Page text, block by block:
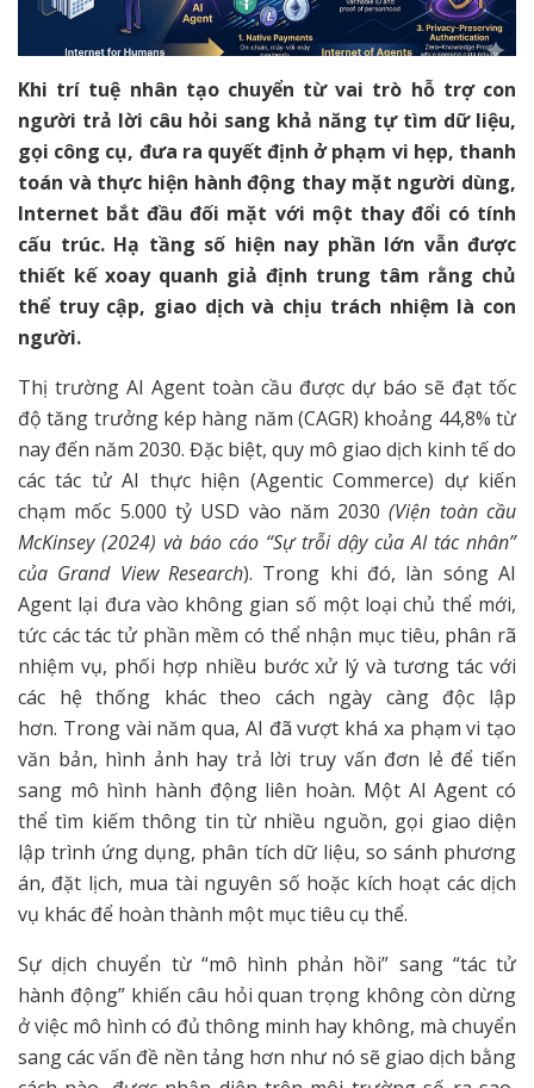
Khi trí tuệ nhân tạo chuyển từ vai trò hỗ trợ con
người trả lời câu hỏi sang khả năng tự tìm dữ liệu,
gọi công cụ, đưa ra quyết định ở phạm vi hẹp, thanh
toán và thực hiện hành động thay mặt người dùng,
Internet bắt đầu đối mặt với một thay đổi có tính
cấu trúc. Hạ tầng số hiện nay phần lớn vẫn được
thiết kế xoay quanh giả định trung tâm rằng chủ
thể truy cập, giao dịch và chịu trách nhiệm là con
người.
Thị trường AI Agent toàn cầu được dự báo sẽ đạt tốc
độ tăng trưởng kép hàng năm (CAGR) khoảng 44,8% từ
nay đến năm 2030. Đặc biệt, quy mô giao dịch kinh tế do
các tác tử AI thực hiện (Agentic Commerce) dự kiến
chạm mốc 5.000 tỷ USD vào năm 2030(Viện toàn cầu
McKinsey (2024) và báo cáo “Sự trỗi dậy của AI tác nhân”
của Grand View Research). Trong khi đó, làn sóng AI
Agent lại đưa vào không gian số một loại chủ thể mới,
tức các tác tử phần mềm có thể nhận mục tiêu, phân rã
nhiệm vụ, phối hợp nhiều bước xử lý và tương tác với
các hệ thống khác theo cách ngày càng độc lập
hơn. Trong vài năm qua, AI đã vượt khá xa phạm vi tạo
văn bản, hình ảnh hay trả lời truy vấn đơn lẻ để tiến
sang mô hình hành động liên hoàn. Một AI Agent có
thể tìm kiếm thông tin từ nhiều nguồn, gọi giao diện
lập trình ứng dụng, phân tích dữ liệu, so sánh phương
án, đặt lịch, mua tài nguyên số hoặc kích hoạt các dịch
vụ khác để hoàn thành một mục tiêu cụ thể.
Sự dịch chuyển từ “mô hình phản hồi” sang “tác tử
hành động” khiến câu hỏi quan trọng không còn dừng
ở việc mô hình có đủ thông minh hay không, mà chuyển
sang các vấn đề nền tảng hơn như nó sẽ giao dịch bằng